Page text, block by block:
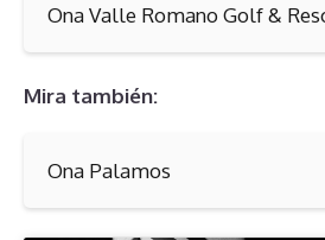
Ona Valle Romano Golf &
Mira también:
Ona Palamos